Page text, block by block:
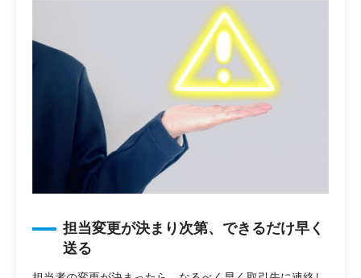
担当変更が決まり次第、できるだけ早く
送る